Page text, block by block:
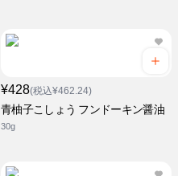
¥428(税込¥462.24)
青柚子こしょう フンドーキン醤油
30g